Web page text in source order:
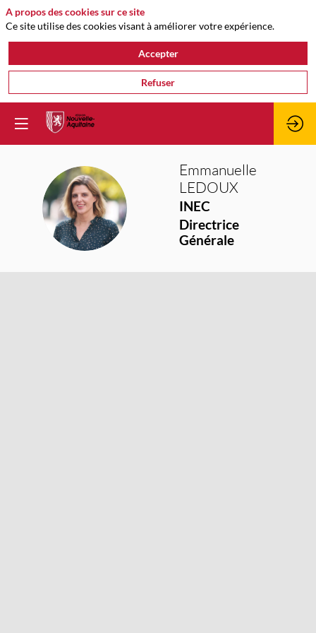
EL
Emmanuelle
LEDOUX
INEC
Directrice
Générale
A propos des cookies sur ce site
Ce site utilise des cookies visant à améliorer votre expérience.
Accepter
Refuser